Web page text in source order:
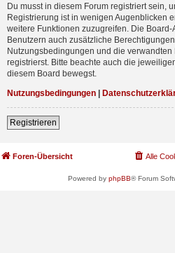
Du musst in diesem Forum registriert sein,
Registrierung ist in wenigen Augenblicken
weitere Funktionen zuzugreifen. Die
Benutzern auch zusätzliche
Nutzungsbedingungen und die
registrierst. Bitte beachte auch die
diesem Board bewegst.
Nutzungsbedingungen |
Registrieren
Foren-Übersicht Alle
Powered by phpBB® Forum